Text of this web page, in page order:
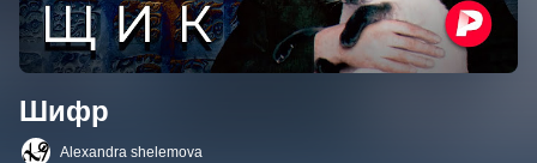
Шифр
Alexandra shelemova